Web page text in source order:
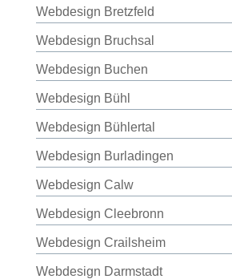
Webdesign Bretzfeld
Webdesign Bruchsal
Webdesign Buchen
Webdesign Bühl
Webdesign Bühlertal
Webdesign Burladingen
Webdesign Calw
Webdesign Cleebronn
Webdesign Crailsheim
Webdesign Darmstadt